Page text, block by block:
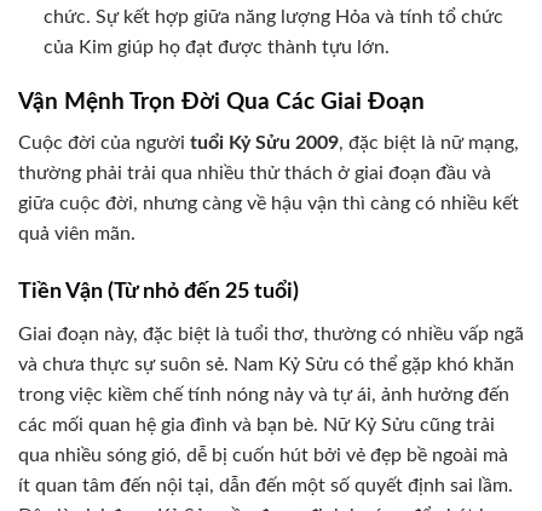
chức. Sự kết hợp giữa năng lượng Hỏa và tính tổ chức
của Kim giúp họ đạt được thành tựu lớn.
Vận Mệnh Trọn Đời Qua Các Giai Đoạn
Cuộc đời của người tuổi Kỷ Sửu 2009, đặc biệt là nữ mạng,
thường phải trải qua nhiều thử thách ở giai đoạn đầu và
giữa cuộc đời, nhưng càng về hậu vận thì càng có nhiều kết
quả viên mãn.
Tiền Vận (Từ nhỏ đến 25 tuổi)
Giai đoạn này, đặc biệt là tuổi thơ, thường có nhiều vấp ngã
và chưa thực sự suôn sẻ. Nam Kỷ Sửu có thể gặp khó khăn
trong việc kiềm chế tính nóng nảy và tự ái, ảnh hưởng đến
các mối quan hệ gia đình và bạn bè. Nữ Kỷ Sửu cũng trải
qua nhiều sóng gió, dễ bị cuốn hút bởi vẻ đẹp bề ngoài mà
ít quan tâm đến nội tại, dẫn đến một số quyết định sai lầm.